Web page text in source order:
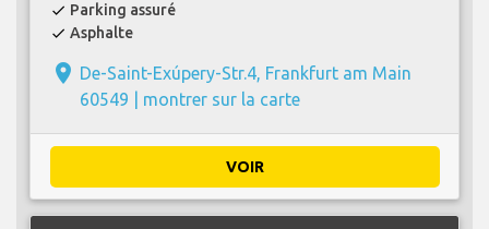
check Parking assuré
check Asphalte
place De-Saint-Exúpery-Str.4, Frankfurt am Main
60549 | montrer sur la carte
VOIR